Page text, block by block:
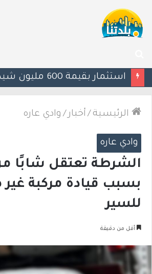
عن
الرئيسية / أخبار / وادي عاره
وادي عاره
الشرطة تعتقل شابًا
بسبب قيادة مركبة
للسير
أقل من دقيقة